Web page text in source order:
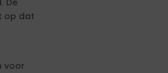
De
op dat
voor